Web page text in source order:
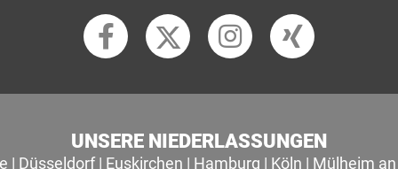
UNSERE NIEDERLASSUNGEN
| Düsseldorf| Euskirchen | Hamburg | Köln | Mülheim